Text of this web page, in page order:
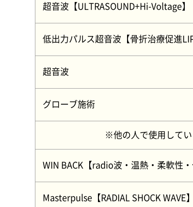
整形外科や病院で使用されて
鍼灸整骨院では高額ですが整
超音波【ULTRASOUND+Hi-Voltage】
低出力パルス超音波【骨折治療促進
超音波
グローブ施術
※他の人で使用してい
WIN BACK【radio波・温熱・柔軟性・
Masterpulse【RADIAL SHOCK WAVE】